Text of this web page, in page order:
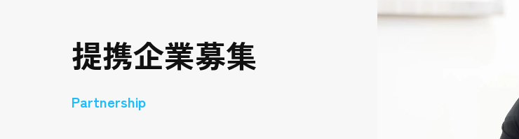
提携企業募集
Partnership